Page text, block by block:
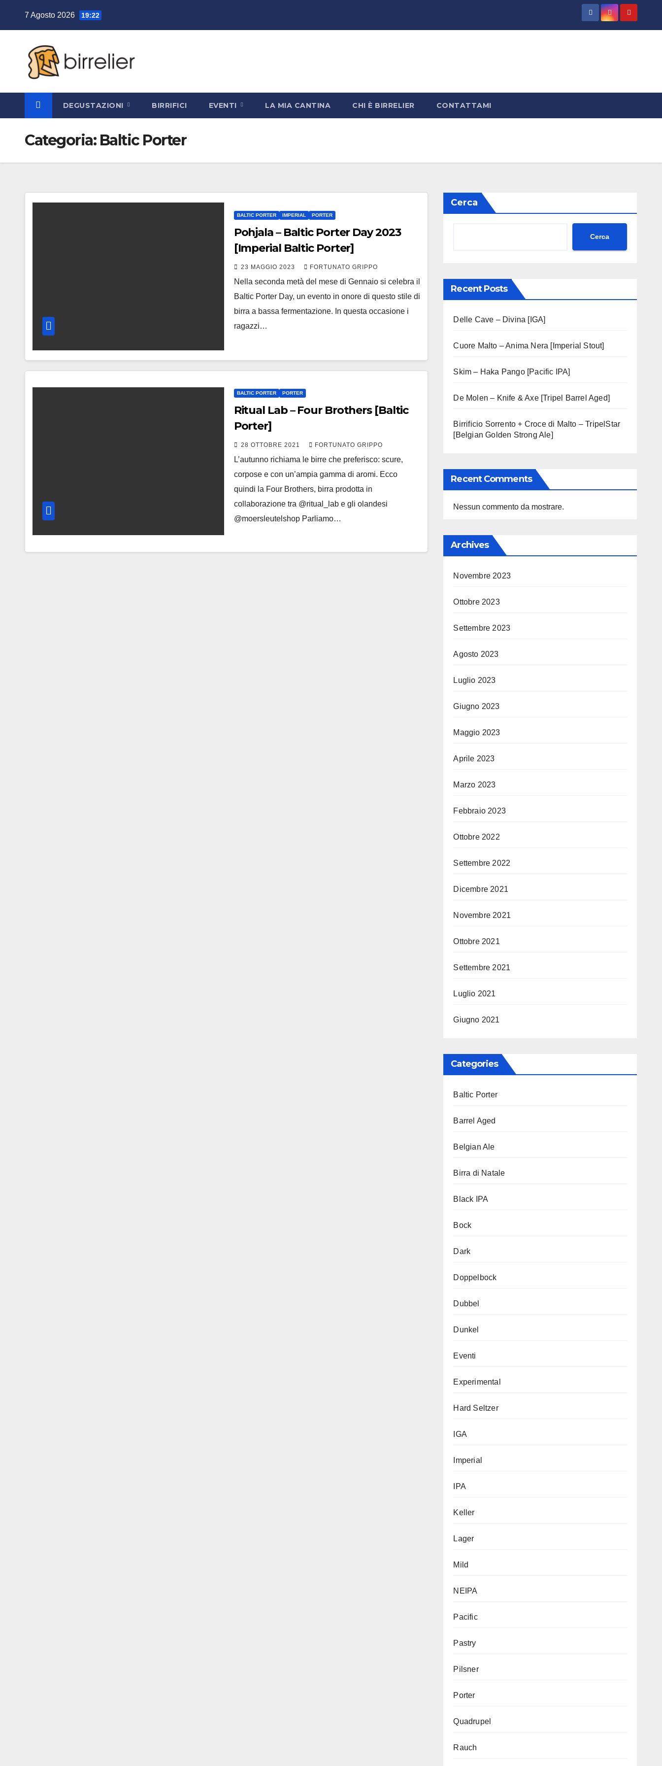
7 Agosto 2026 19:22
DEGUSTAZIONI BIRRIFICI EVENTI LA MIA CANTINA CHI È BIRRELIER CONTATTAMI
Categoria: Baltic Porter
BALTIC PORTER IMPERIAL PORTER
Pohjala – Baltic Porter Day 2023
[Imperial Baltic Porter]
23 MAGGIO 2023 FORTUNATO GRIPPO
Nella seconda metà del mese di Gennaio si celebra il
Baltic Porter Day, un evento in onore di questo stile di
birra a bassa fermentazione. In questa occasione i
ragazzi…
BALTIC PORTER PORTER
Ritual Lab – Four Brothers [Baltic
Porter]
28 OTTOBRE 2021 FORTUNATO GRIPPO
L’autunno richiama le birre che preferisco: scure,
corpose e con un’ampia gamma di aromi. Ecco
quindi la Four Brothers, birra prodotta in
collaborazione tra @ritual_lab e gli olandesi
@moersleutelshop Parliamo…
Cerca
Cerca
Recent Posts
Delle Cave – Divina [IGA]
Cuore Malto – Anima Nera [Imperial Stout]
Skim – Haka Pango [Pacific IPA]
De Molen – Knife & Axe [Tripel Barrel Aged]
Birrificio Sorrento + Croce di Malto – TripelStar
[Belgian Golden Strong Ale]
Recent Comments
Nessun commento da mostrare.
Archives
Novembre 2023
Ottobre 2023
Settembre 2023
Agosto 2023
Luglio 2023
Giugno 2023
Maggio 2023
Aprile 2023
Marzo 2023
Febbraio 2023
Ottobre 2022
Settembre 2022
Dicembre 2021
Novembre 2021
Ottobre 2021
Settembre 2021
Luglio 2021
Giugno 2021
Categories
Baltic Porter
Barrel Aged
Belgian Ale
Birra di Natale
Black IPA
Bock
Dark
Doppelbock
Dubbel
Dunkel
Eventi
Experimental
Hard Seltzer
IGA
Imperial
IPA
Keller
Lager
Mild
NEIPA
Pacific
Pastry
Pilsner
Porter
Quadrupel
Rauch